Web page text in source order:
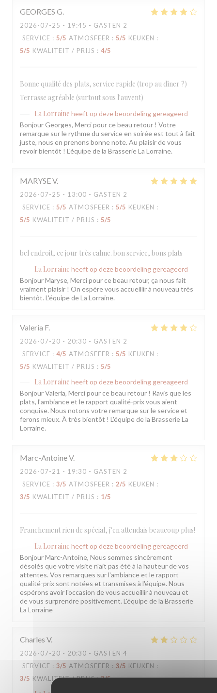
GEORGES G
2026-07-25 - 19:45 - GASTEN 2
SERVICE : 5/5 ATMOSFEER : 5/5 KEUKEN :
5/5 KWALITEIT / PRIJS : 4/5
Bonne qualité des plats, service rapide (trop au dîner ?)
Terrasse agréable (surtout sous l'auvent)
La Lorraine heeft op deze beoordeling gereageerd
Bonjour Georges, Merci pour ce beau retour ! Votre
remarque sur le rythme du service en soirée est tout à fait
juste, nous en prenons bonne note. Au plaisir de vous
revoir bientôt ! L'équipe de la Brasserie La Lorraine.
MARYSEV
2026-07-25 - 13:00 - GASTEN 2
SERVICE : 5/5 ATMOSFEER : 5/5 KEUKEN :
5/5 KWALITEIT / PRIJS : 5/5
bel endroit, ce jour très calme. bon service, bons plats
La Lorraine heeft op deze beoordeling gereageerd
Bonjour Maryse, Merci pour ce beau retour, ça nous fait
vraiment plaisir ! On espère vous accueillir à nouveau très
bientôt. L'équipe de La Lorraine.
Valeria F
2026-07-20 - 20:30 - GASTEN 2
SERVICE : 4/5 ATMOSFEER : 5/5 KEUKEN :
5/5 KWALITEIT / PRIJS : 5/5
La Lorraine heeft op deze beoordeling gereageerd
Bonjour Valeria, Merci pour ce beau retour ! Ravis que les
plats, l'ambiance et le rapport qualité-prix vous aient
conquise. Nous notons votre remarque sur le service et
ferons mieux. À très bientôt ! L'équipe de la Brasserie La
Lorraine.
Marc-AntoineV
2026-07-21 - 19:30 - GASTEN 2
SERVICE : 3/5 ATMOSFEER : 2/5 KEUKEN :
3/5 KWALITEIT / PRIJS : 1/5
Franchement rien de spécial, j’en attendais beaucoup plus!
La Lorraine heeft op deze beoordeling gereageerd
Bonjour Marc-Antoine, Nous sommes sincèrement
désolés que votre visite n'ait pas été à la hauteur de vos
attentes. Vos remarques sur l'ambiance et le rapport
qualité-prix sont notées et transmises à l'équipe. Nous
espérons avoir l'occasion de vous accueillir à nouveau et
de vous surprendre positivement. L'équipe de la Brasserie
La Lorraine
Charles V
2026-07-20 - 20:30 - GASTEN 4
SERVICE : 3/5 ATMOSFEER : 3/5 KEUKEN :
3/5 KWALITEIT / PRIJS: 3/5